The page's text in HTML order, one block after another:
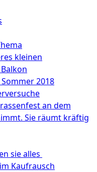
kleinen
2018
an dem
Sie räumt kräftig
sie alles
Kaufrausch